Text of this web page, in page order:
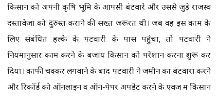
किसान को अपनी कृषि भूमि के आपसी बंटवारे और उससे जुड़े राजस्व
दस्तावेजों को दुरुस्त कराने की सख्त जरूरत थी। जब वह इस काम के
लिए संबंधित हल्के के पटवारी के पास पहुंचा, तो पटवारी ने
नियमानुसार काम करने के बजाय किसान को परेशान करना शुरू कर
दिया। काफी चक्कर लगवाने के बाद पटवारी ने जमीन का बंटवारा करने
और रिकॉर्ड को ऑनलाइन व ऑन-पेपर अपडेट करने के एवज में किसान